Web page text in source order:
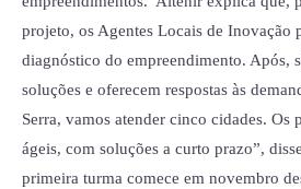
projeto, os Agentes Locais de Inovação
diagnóstico do empreendimento. Após,
soluções e oferecem respostas às
Serra, vamos atender cinco cidades. Os
ágeis, com soluções a curto prazo”,
primeira turma comece em novembro